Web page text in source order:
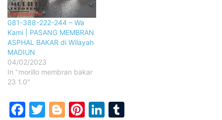
081-388-222-244 – Wa
Kami | PASANG MEMBRAN
ASPHAL BAKAR di Wilayah
MADIUN
04/02/2023
In "morillo membran bakar
23 1.0"
Facebook
Twitter
Blogger
Pinterest
LinkedIn